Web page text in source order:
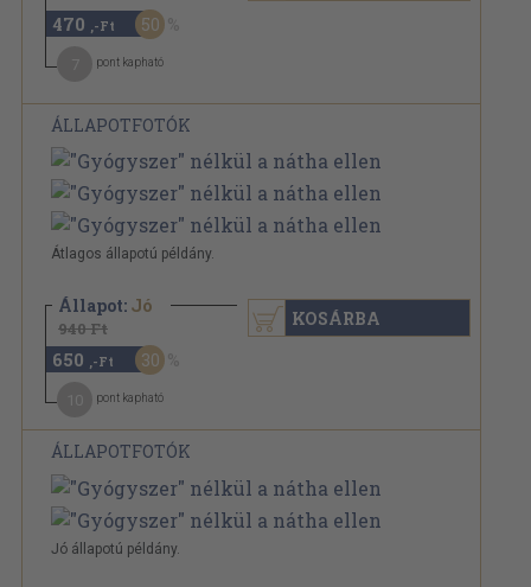
470 ,-Ft 50
pont kapható
ÁLLAPOTFOTÓK
Átlagos állapotú példány.
Állapot: Jó
940 Ft
650 ,-Ft 30
pont kapható
KOSÁRBA
ÁLLAPOTFOTÓK
Jó állapotú példány.